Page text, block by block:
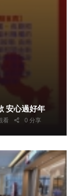
安心過好年
看 0 分享